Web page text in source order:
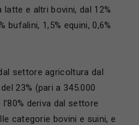
e altri bovini, dal 12%
bufalini, 1,5% equini, 0,6%
settore agricoltura dal
23% (pari a 345.000
deriva dal settore
categorie bovini e suini, e